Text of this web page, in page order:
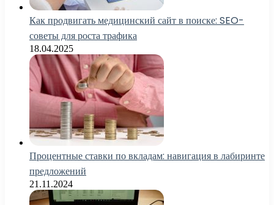
Как продвигать медицинский сайт в поиске: SEO-
советы для роста трафика
18.04.2025
Процентные ставки по вкладам: навигация в лабиринте
предложений
21.11.2024